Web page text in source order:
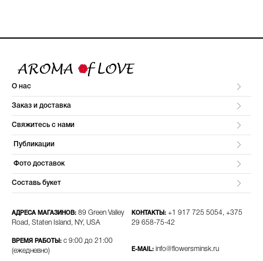
О нас
Заказ и доставка
Свяжитесь с нами
Публикации
Фото доставок
Составь букет
АДРЕСА МАГАЗИНОВ: 89 Green Valley
Road, Staten Island, NY, USA
ВРЕМЯ РАБОТЫ: с 9:00 до 21:00
(ежедневно)
КОНТАКТЫ: +1 917 725 5054, +375
29 658-75-42​
E-MAIL: info@flowersminsk.ru